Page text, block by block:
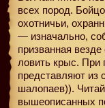
всех пород.
охотничьи,
— изначально,
призванная
ловить крыс. При
представляют
шалопаев)).
вышеописанных